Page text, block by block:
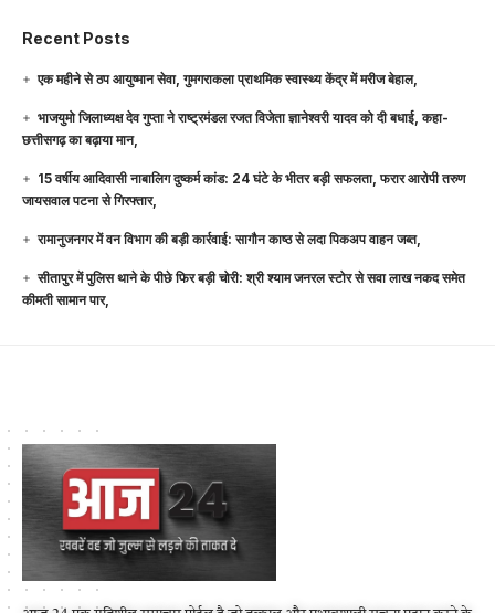
Recent Posts
एक महीने से ठप आयुष्मान सेवा, गुमगराकला प्राथमिक स्वास्थ्य केंद्र में मरीज बेहाल,
भाजयुमो जिलाध्यक्ष देव गुप्ता ने राष्ट्रमंडल रजत विजेता ज्ञानेश्वरी यादव को दी बधाई, कहा-
छत्तीसगढ़ का बढ़ाया मान,
15 वर्षीय आदिवासी नाबालिग दुष्कर्म कांड: 24 घंटे के भीतर बड़ी सफलता, फरार आरोपी तरुण
जायसवाल पटना से गिरफ्तार,
रामानुजनगर में वन विभाग की बड़ी कार्रवाई: सागौन काष्ठ से लदा पिकअप वाहन जब्त,
सीतापुर में पुलिस थाने के पीछे फिर बड़ी चोरी: श्री श्याम जनरल स्टोर से सवा लाख नकद समेत
कीमती सामान पार,